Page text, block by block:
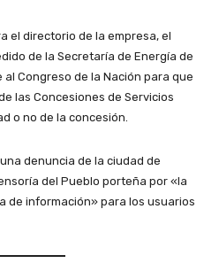
el directorio de la empresa, el
de la Secretaría de Energía de
Congreso de la Nación para que
las Concesiones de Servicios
o no de la concesión.
denuncia de la ciudad de
del Pueblo porteña por «la
de información» para los usuarios